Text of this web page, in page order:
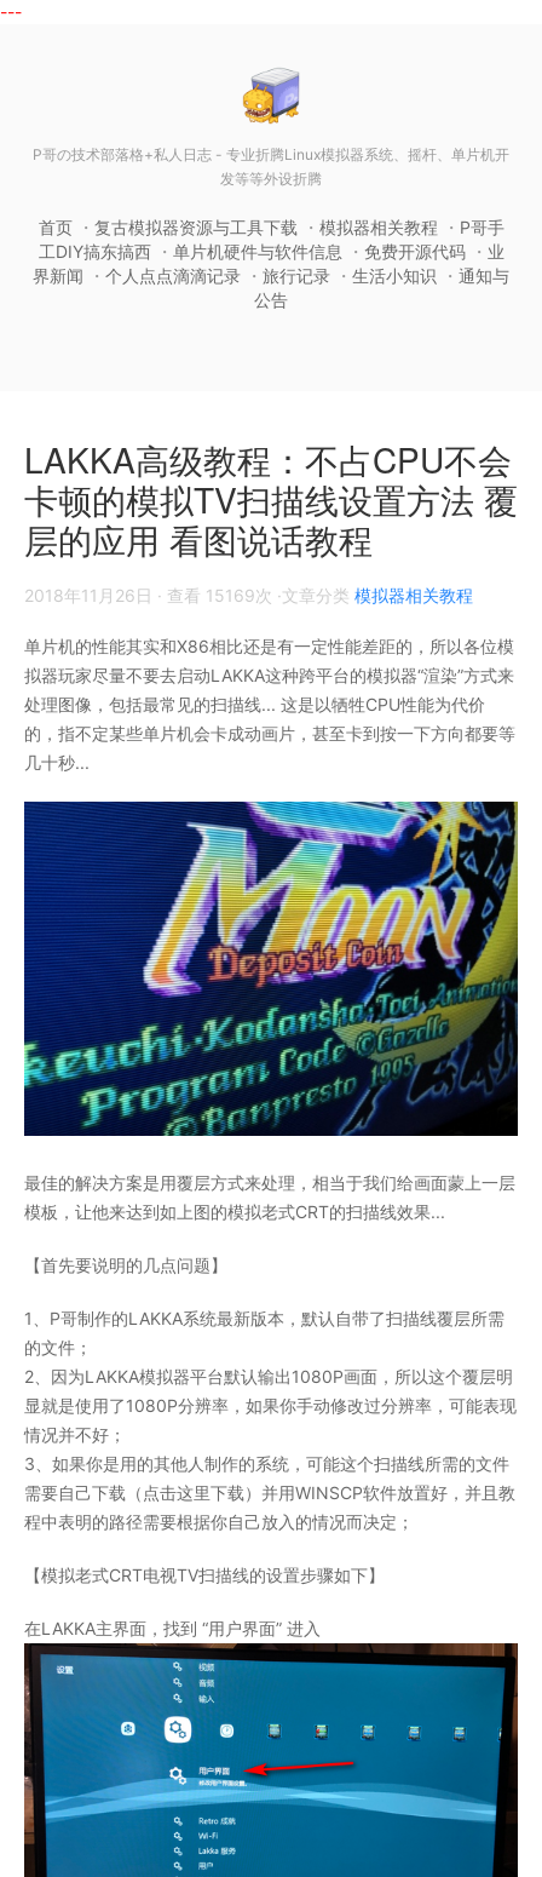
---
P哥の技术部落格+私人日志 - 专业折腾Linux模拟器系统、摇杆、单片机开
发等等外设折腾
首页 复古模拟器资源与工具下载 模拟器相关教程
P哥手
工DIY搞东搞西
单片机硬件与软件信息 免费开源代码
业
界新闻
个人点点滴滴记录 旅行记录 生活小知识
通知与
公告
LAKKA高级教程：不占CPU不会
卡顿的模拟TV扫描线设置方法 覆
层的应用 看图说话教程
2018年11月26日 · 查看 15169次 ·文章分类 模拟器相关教程
单片机的性能其实和X86相比还是有一定性能差距的，所以各位模
拟器玩家尽量不要去启动LAKKA这种跨平台的模拟器“渲染”方式来
处理图像，包括最常见的扫描线... 这是以牺牲CPU性能为代价
的，指不定某些单片机会卡成动画片，甚至卡到按一下方向都要等
几十秒...
最佳的解决方案是用覆层方式来处理，相当于我们给画面蒙上一层
模板，让他来达到如上图的模拟老式CRT的扫描线效果...
【首先要说明的几点问题】
1、P哥制作的LAKKA系统最新版本，默认自带了扫描线覆层所需
的文件；
2、因为LAKKA模拟器平台默认输出1080P画面，所以这个覆层明
显就是使用了1080P分辨率，如果你手动修改过分辨率，可能表现
情况并不好；
3、如果你是用的其他人制作的系统，可能这个扫描线所需的文件
需要自己下载（点击这里下载）并用WINSCP软件放置好，并且教
程中表明的路径需要根据你自己放入的情况而决定；
【模拟老式CRT电视TV扫描线的设置步骤如下】
在LAKKA主界面，找到 “用户界面” 进入